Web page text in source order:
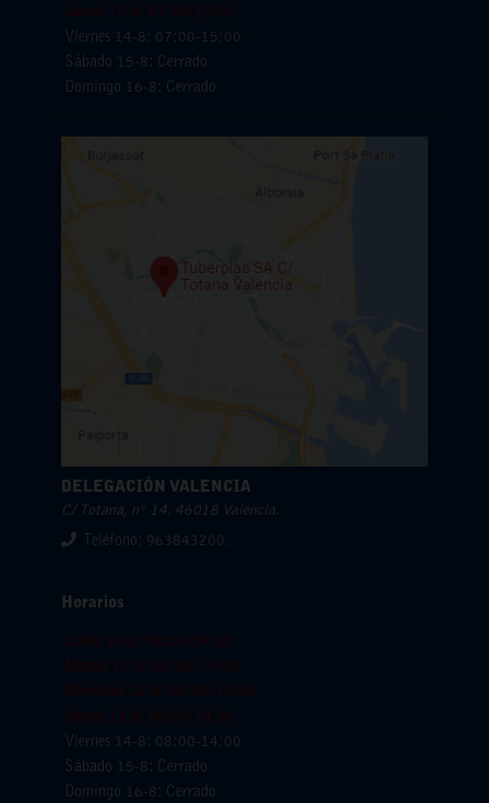
Jueves 13-8: 07:00-15:00
Viernes 14-8: 07:00-15:00
Sábado 15-8: Cerrado
Domingo 16-8: Cerrado
DELEGACIÓN VALENCIA
C/ Totana, nº 14. 46018 Valencia.
Teléfono: 963843200.
Horarios
Lunes 10-8: 08:00-14:00
Martes 11-8: 08:00-14:00
Miercoles 12-8: 08:00-14:00
Jueves 13-8: 08:00-14:00
Viernes 14-8: 08:00-14:00
Sábado 15-8: Cerrado
Domingo 16-8: Cerrado